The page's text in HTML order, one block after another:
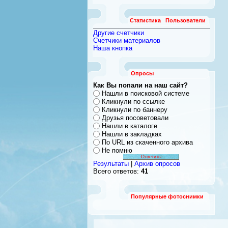
Статистика Пользователи
Другие счетчики
Счетчики материалов
Наша кнопка
Опросы
Как Вы попали на наш сайт?
Нашли в поисковой системе
Кликнули по ссылке
Кликнули по баннеру
Друзья посоветовали
Нашли в каталоге
Нашли в закладках
По URL из скаченного архива
Не помню
Результаты
Архив опросов
Всего ответов: 41
Популярные фотоснимки